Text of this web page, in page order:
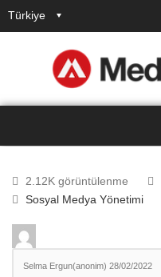
Türkiye
2.12K görüntülenme
Sosyal Medya Yönetimi
Selma Ergun(anonim) 28/02/2022